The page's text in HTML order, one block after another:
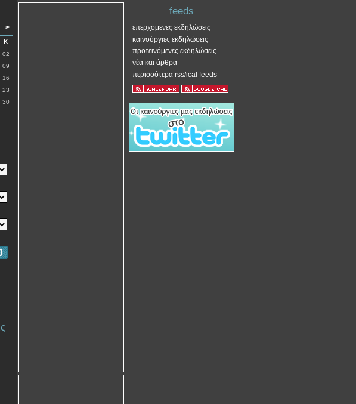
>
Κ
02
09
16
23
30
feeds
επερχόμενες εκδηλώσεις
καινούργιες εκδηλώσεις
προτεινόμενες εκδηλώσεις
νέα και άρθρα
περισσότερα rss/ical feeds